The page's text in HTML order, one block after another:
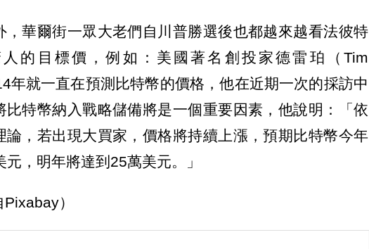
，華爾街一眾大老們自川普勝選後也都越來越看法彼特
的目標價，例如：美國著名創投家德雷珀（Tim
年就一直在預測比特幣的價格，他在近期一次的採訪中
比特幣納入戰略儲備將是一個重要因素，他說明：「依
論，若出現大買家，價格將持續上漲，預期比特幣今年
，明年將達到25萬美元。」
Pixabay）